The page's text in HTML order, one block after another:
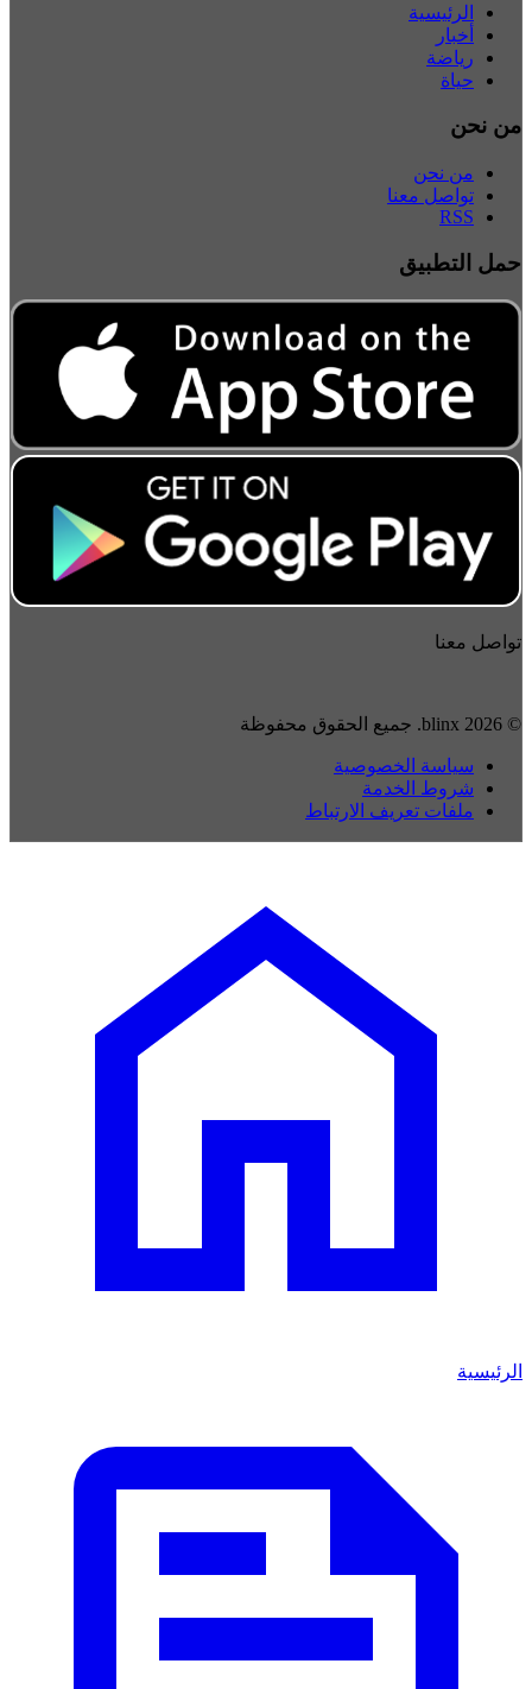
الرئيسية
أخبار
رياضة
حياة
من نحن
من نحن
تواصل معنا
RSS
حمل التطبيق
تواصل معنا
© 2026 blinx. جميع الحقوق محفوظة
سياسة الخصوصية
شروط الخدمة
ملفات تعريف الارتباط
الرئيسية